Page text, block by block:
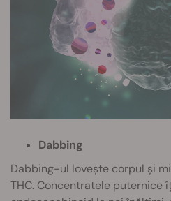
Dabbing
Dabbing-ul lovește corpul și
THC. Concentratele puternice